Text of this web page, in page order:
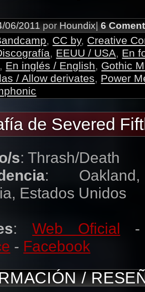
06/2011 por Houndix| 6
, CC by, Creative
, EEUU / USA, En
, En inglés / English, Gothic
/ Allow derivates, Power
de Severed
s: Thrash/Death
: Oakland,
Estados Unidos
:Web Oficial -
- Facebook
/